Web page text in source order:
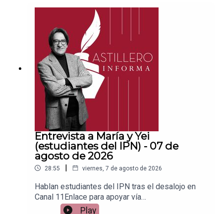
PayPal:https://www.paypal.me/julioastilleroCuent
a para hacer transferencias a cuenta BBVA a
nombre de Julio Hernández López:
1539408017CLABE: 012 320 01539408017
2Tienda:https://julioastillerotienda.com/
Entrevista a María y Yei
(estudiantes del IPN) - 07 de
agosto de 2026
28:55 | viernes, 7 de agosto de 2026
Hablan estudiantes del IPN tras el desalojo en
Canal 11Enlace para apoyar vía
Patreon:https://www.patreon.com/julioastilleroEnl
Play